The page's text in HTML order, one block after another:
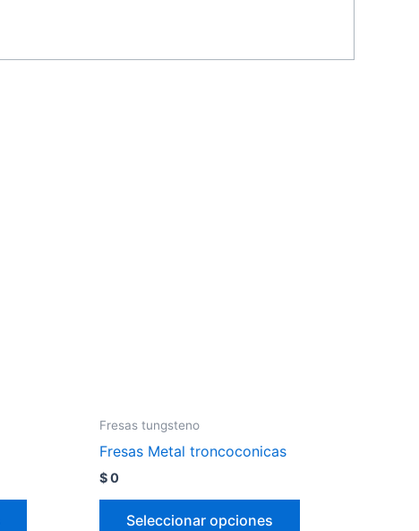
Fresas tungsteno
Fresas Metal troncoconicas
$0
Seleccionar opciones